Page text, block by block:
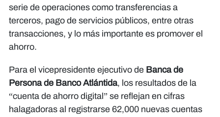
serie de operaciones como transferencias a
terceros, pago de servicios públicos, entre otras
transacciones, y lo más importante es promover el
ahorro.
Para el vicepresidente ejecutivo de Banca de
Persona de Banco Atlántida, los resultados de la
“cuenta de ahorro digital” se reflejan en cifras
halagadoras al registrarse 62,000 nuevas cuentas